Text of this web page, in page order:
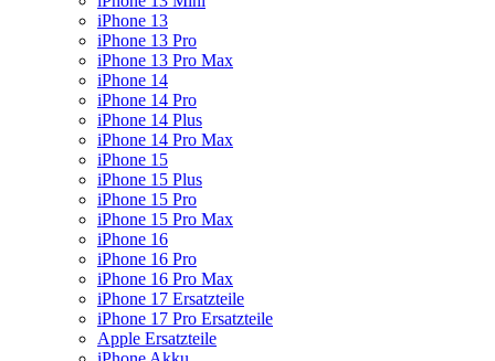
iPhone 13
iPhone 13 Pro
iPhone 13 Pro Max
iPhone 14
iPhone 14 Pro
iPhone 14 Plus
iPhone 14 Pro Max
iPhone 15
iPhone 15 Plus
iPhone 15 Pro
iPhone 15 Pro Max
iPhone 16
iPhone 16 Pro
iPhone 16 Pro Max
iPhone 17 Ersatzteile
iPhone 17 Pro Ersatzteile
Apple Ersatzteile